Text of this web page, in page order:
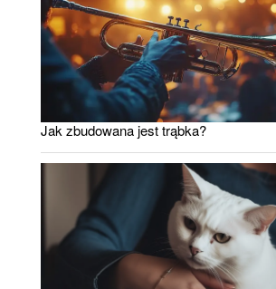
Jak zbudowana jest trąbka?